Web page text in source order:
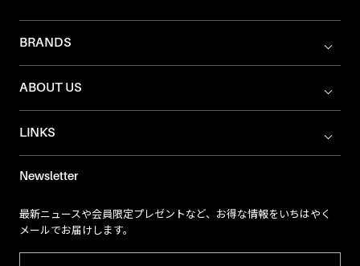
BRANDS
ABOUT US
LINKS
Newsletter
最新ニュースや会員限定プレゼントなど、お得な情報をいちはやく
メールでお届けします。